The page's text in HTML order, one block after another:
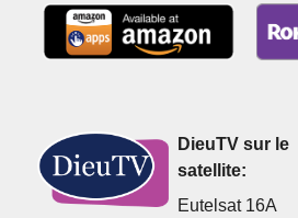
DieuTV sur le
satellite:
Eutelsat 16A